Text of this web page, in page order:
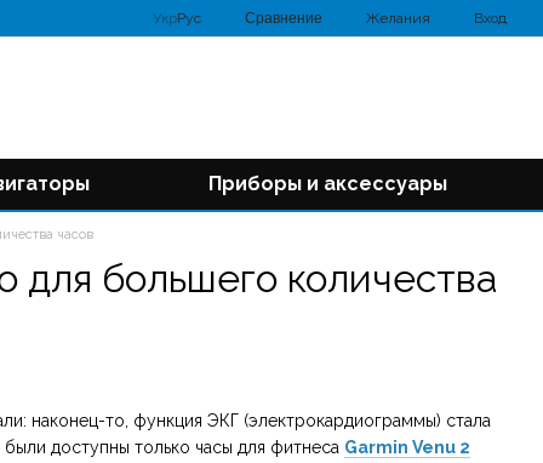
УкрРус Сравнение Желания Вход
Приборы и аксессуары
часов
большего количества
наконец-то, функция ЭКГ (электрокардиограммы) стала
доступны только часы для фитнеса Garmin Venu 2